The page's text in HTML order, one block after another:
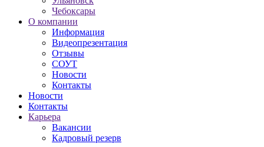
Чебоксары
О компании
Информация
Видеопрезентация
Отзывы
СОУТ
Новости
Контакты
Новости
Контакты
Карьера
Вакансии
Кадровый резерв